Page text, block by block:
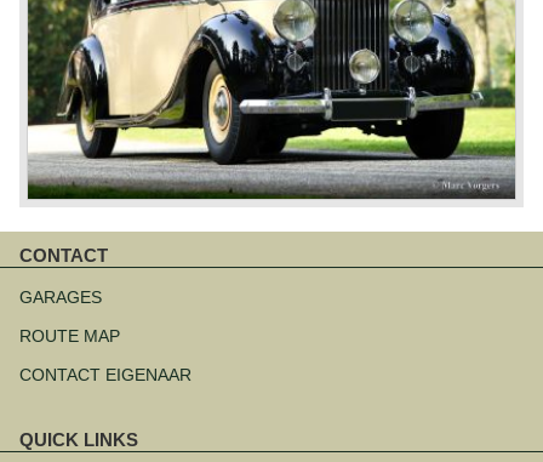
CONTACT
overslaan
GARAGES
ROUTE MAP
CONTACT EIGENAAR
QUICK LINKS